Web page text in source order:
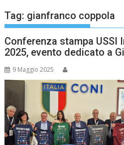
Tag: gianfranco coppola
Conferenza stampa USSI
2025, evento dedicato a
9 Maggio 2025